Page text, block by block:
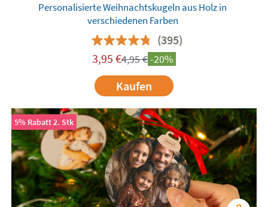
Personalisierte Weihnachtskugeln aus Holz in
verschiedenen Farben
(395)
3,95 €4,95€-20%
Kaufen
5% Rabatt 2. Stk